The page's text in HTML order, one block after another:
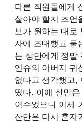
다른 직원들에게
살아야 할지 조언
보가 원하는 대로
사에 초대했고 둘
는 상만에게 정말
옌슈의 아버지 귀
없다고 생각했고,
떴다. 이에 산만
어주었으니 이제
산만은 다시 혼자